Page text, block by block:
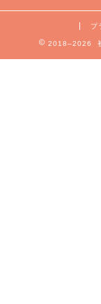
プ
2018–2026 初